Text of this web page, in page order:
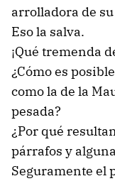
arrolladora de
Eso la salva.
¡Qué tremenda
¿Cómo es
como la de la
pesada?
¿Por qué
párrafos y
Seguramente el